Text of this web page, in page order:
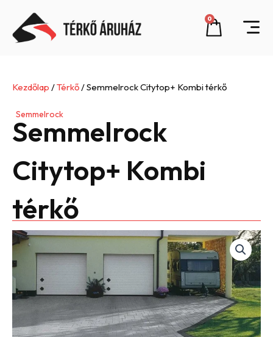
content
0
Cart
Kezdőlap /Térkő / Semmelrock Citytop+ Kombi térkő
Semmelrock
Semmelrock
Citytop+ Kombi
térkő